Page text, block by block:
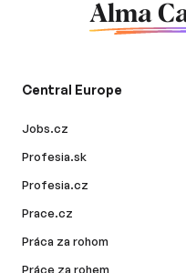
Alma
Central Europe
Jobs.cz
Profesia.sk
Profesia.cz
Prace.cz
Práca za rohom
Práce za rohem